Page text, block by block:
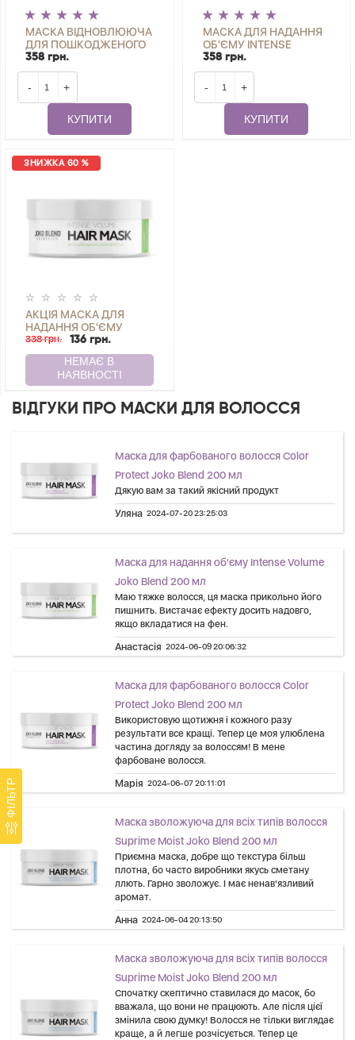
ФІЛЬТР
МАСКА ВІДНОВЛЮЮЧА
ДЛЯ ПОШКОДЖЕНОГО
ВОЛОССЯ MIRACLE
THERAPY JOKO BLEND
200 МЛ
358 грн.
- +
КУПИТИ
МАСКА ДЛЯ НАДАННЯ
ОБ'ЄМУ INTENSE
VOLUME JOKO BLEND
200 МЛ
358 грн.
- +
КУПИТИ
ЗНИЖКА 60 %
АКЦІЯ МАСКА ДЛЯ
НАДАННЯ ОБ'ЄМУ
INTENSE VOLUME JOKO
BLEND 200 МЛ
338 грн. 136 грн.
ВІДГУКИ ПРО МАСКИ ДЛЯ ВОЛОССЯ
Маска для фарбованого волосся Color
Protect Joko Blend 200 мл
Дякую вам за такий якісний продукт
Уляна 2024-07-20 23:25:03
Маска для надання об'єму Intense Volume
Joko Blend 200 мл
Маю тяжке волосся, ця маска прикольно його
пишнить. Вистачає ефекту досить надовго,
якщо вкладатися на фен.
Анастасія 2024-06-09 20:06:32
Маска для фарбованого волосся Color
Protect Joko Blend 200 мл
Використовую щотижня і кожного разу
результати все кращі. Тепер це моя улюблена
частина догляду за волоссям! В мене
фарбоване волосся.
Марія 2024-06-07 20:11:01
Маска зволожуюча для всіх типів волосся
Suprime Moist Joko Blend 200 мл
Приємна маска, добре що текстура більш
плотна, бо часто виробники якусь сметану
ллють. Гарно зволожує. І має ненав'язливий
аромат.
Анна 2024-06-04 20:13:50
Маска зволожуюча для всіх типів волосся
Suprime Moist Joko Blend 200 мл
Спочатку скептично ставилася до масок, бо
вважала, що вони не працюють. Але після цієї
змінила свою думку! Волосся не тільки виглядає
краще, а й легше розчісується. Тепер це